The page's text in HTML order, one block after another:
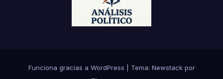
Funciona gracias a WordPress Tema: Newstackpor